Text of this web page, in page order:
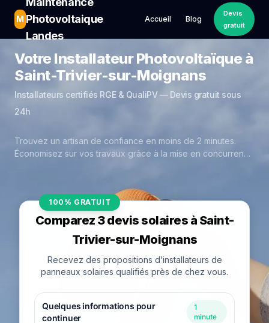
M Photovoltaique
Landes
Accueil Blog
Devis
gratuit
Votre Installateur Photovoltaïque à
Saint-Trivier-sur-Moignans
Installateurs certifiés RGE & QualiPV — Devis gratuit sous
24h
Trouvez un artisan de confiance en moins de 2 minutes.
Économisez sur vos travaux grâce à la mise en concurrence
100% GRATUIT
Comparez 3 devis solaires à Saint-
Trivier-sur-Moignans
Recevez des propositions d’installateurs de
panneaux solaires qualifiés près de chez vous.